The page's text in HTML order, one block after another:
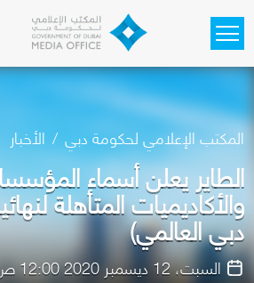
المكتب الإعلامي لحكومة دبي الأخبار
الطاير يعلن أسماء
والأكاديميات المتأهلة
دبي العالمي)
السبت، 12 ديسمبر 2020 12:00 ص